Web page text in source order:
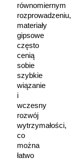
równomiernym
rozprowadzeniu,
materiały
gipsowe
często
cenią
sobie
szybkie
wiązanie
i
wczesny
rozwój
wytrzymałości,
co
można
łatwo